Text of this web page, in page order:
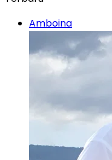
Amboina